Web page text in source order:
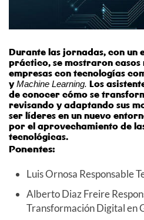
Durante las jornadas, con un
práctico, se mostraron casos
empresas con tecnologías
yMachine Learning. Los
de conocer cómo se
revisando y adaptando sus
ser líderes en un nuevo
por el aprovechamiento de
tecnológicas.
Ponentes:
Luis Ornosa Responsable
Alberto Diaz Freire
Transformación Digital en